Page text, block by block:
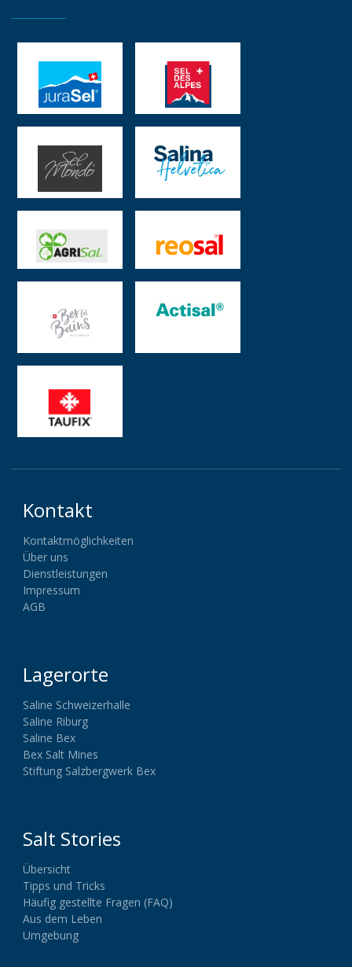
Kontakt
Kontaktmöglichkeiten
Über uns
Dienstleistungen
Impressum
AGB
Lagerorte
Saline Schweizerhalle
Saline Riburg
Saline Bex
Bex Salt Mines
Stiftung Salzbergwerk Bex
Salt Stories
Übersicht
Tipps und Tricks
Häufig gestellte Fragen (FAQ)
Aus dem Leben
Umgebung